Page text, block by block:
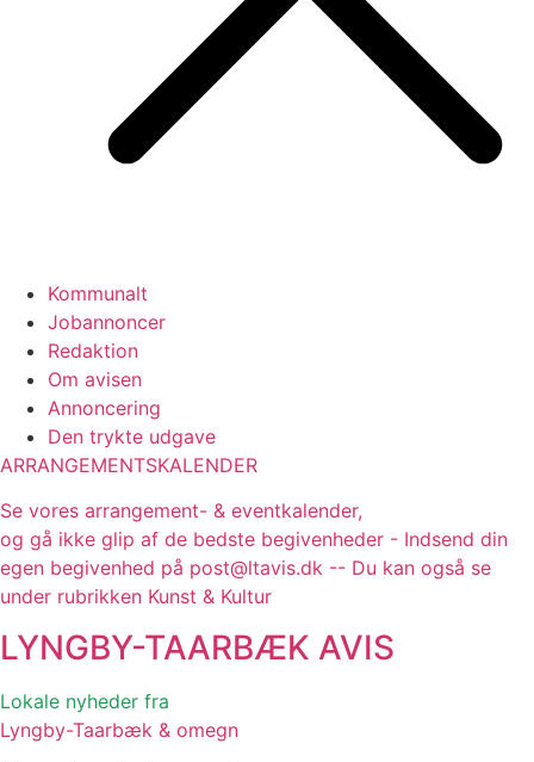
Kommunalt
Jobannoncer
Redaktion
Om avisen
Annoncering
Den trykte udgave
ARRANGEMENTSKALENDER
Se vores arrangement- & eventkalender,
og gå ikke glip af de bedste begivenheder - Indsend din
egen begivenhed på post@ltavis.dk -- Du kan også se
under rubrikken Kunst & Kultur
LYNGBY-TAARBÆK AVIS
Lokale nyheder fra
Lyngby-Taarbæk & omegn